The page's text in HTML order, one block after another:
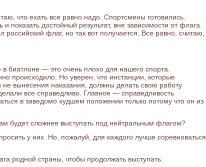
что ехать все равно надо. Спортсмены готовились.
показать достойный результат, вне зависимости от флага.
флаг, но так вот получается. Все равно, считаю,
биатлоне — это очень плохо для нашего спорта.
происходило. Но уверен, что инстанции, которые
не вынесения наказания, должны делать свою работу
все справедливо. Главное — справедливость
в заведомо худшем положении только потому что он из
будет сложнее выступать под нейтральным флагом?
у них. Но, пожалуй, для каждого лучше соревноваться
родной страны, чтобы продолжать выступать.